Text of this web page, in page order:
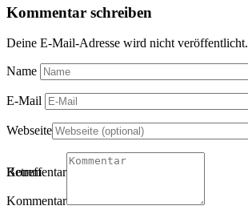
Kommentar schreiben
Deine E-Mail-Adresse wird nicht veröffentlicht.
Name
E-Mail
Webseite
Betreff
Kommentartitel
Kommentar